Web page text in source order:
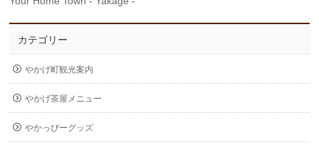
カテゴリー
やかげ町観光案内
やかげ茶屋メニュー
やかっぴーグッズ